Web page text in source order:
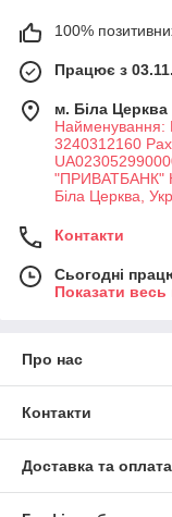
100%
Працює з
м. Біла Церква
3240312160
"ПРИВАТБАНК"
Біла Церква,
Контакти
Сьогодні
Показати весь
Про нас
Контакти
Доставка та оплата